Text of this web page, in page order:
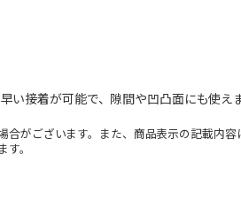
接着が可能で、隙間や凹凸面にも使えま
がございます。また、商品表示の記載内容
。